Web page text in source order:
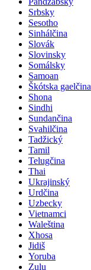
Srbsky
Sesotho
Sinhálčina
Slovák
Slovinsky
Somálsky
Samoan
Škótska gaelčina
Shona
Sindhi
Sundančina
Svahilčina
Tadžický
Tamil
Telugčina
Thai
Ukrajinský
Urdčina
Uzbecky
Vietnamci
Waleština
Xhosa
Jidiš
Yoruba
Zulu